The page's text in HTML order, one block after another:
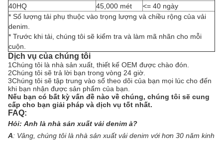
40HQ
45,000 mét
<= 40 ngày
* Số lượng tải phụ thuộc vào trọng lượng và chiều rộng của vải
denim.
* Trước khi tải, chúng tôi sẽ kiểm tra và làm mã nhãn cho mỗi
cuộn.
Dịch vụ của chúng tôi
1Chúng tôi là nhà sản xuất, thiết kế OEM được chào đón.
2Chúng tôi sẽ trả lời bạn trong vòng 24 giờ.
3Chúng tôi sẽ tập trung vào số theo dõi của bạn mọi lúc cho đến
khi bạn nhận được sản phẩm của bạn.
Nếu bạn có bất kỳ vấn đề nào về chúng, chúng tôi sẽ cung
cấp cho bạn giải pháp và dịch vụ tốt nhất.
FAQ:
Hỏi: Anh là nhà sản xuất vải denim à?
A: Vâng, chúng tôi là nhà sản xuất vải denim với hơn 30 năm kinh